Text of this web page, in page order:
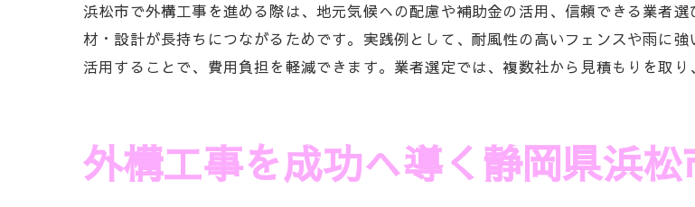
エクステリア展示場で外構工事
外構工事のヒントを展示場で見
エクステリア展示場の活用術と
外構工事の相談を展示場で行う
浜松市で外構工事を進める際は、地元気候への配慮や補助金の活用、信頼できる業者
材・設計が長持ちにつながるためです。実践例として、耐風性の高いフェンスや雨に
活用することで、費用負担を軽減できます。業者選定では、複数社から見積もりを取り
外構工事を成功へ導く静岡県浜